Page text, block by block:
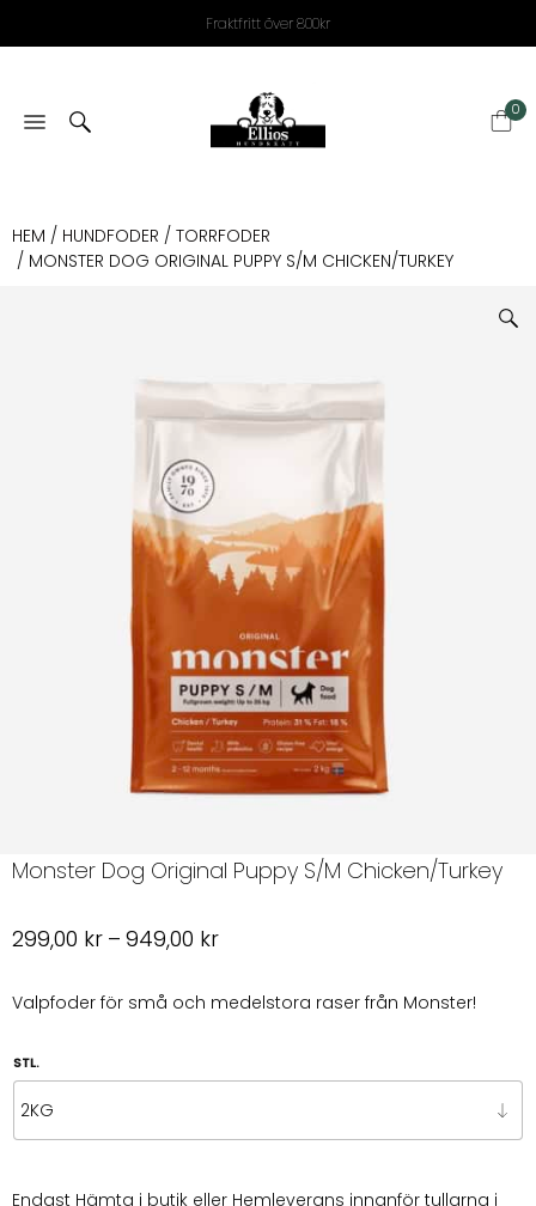
Fraktfritt över 800kr
0
HEM / HUNDFODER / TORRFODER
/ MONSTER DOG ORIGINAL PUPPY S/M CHICKEN/TURKEY
Monster Dog Original Puppy S/M Chicken/Turkey
299,00 kr – 949,00 krPrisintervall:
till
Valpfoder för små och medelstora raser från Monster!
STL.
Endast Hämta i butik eller Hemleverans innanför tullarna i